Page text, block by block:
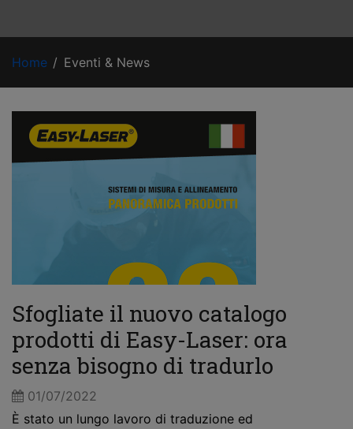
Home Eventi & News
Sfogliate il nuovo catalogo
prodotti di Easy-Laser: ora
senza bisogno di tradurlo
01/07/2022
È stato un lungo lavoro di traduzione ed